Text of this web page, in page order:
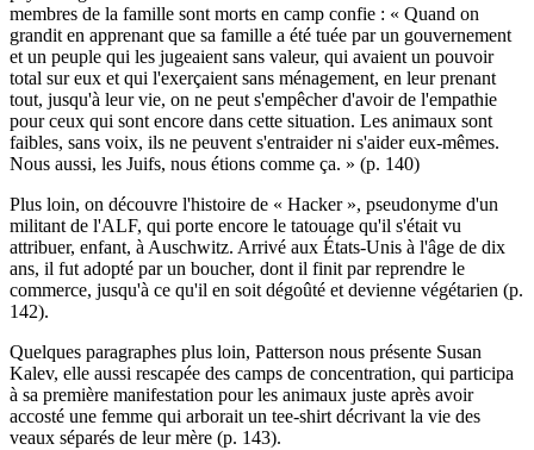
membres de la famille sont morts en camp confie : « Quand on
grandit en apprenant que sa famille a été tuée par un gouvernement
et un peuple qui les jugeaient sans valeur, qui avaient un pouvoir
total sur eux et qui l'exerçaient sans ménagement, en leur prenant
tout, jusqu'à leur vie, on ne peut s'empêcher d'avoir de l'empathie
pour ceux qui sont encore dans cette situation. Les animaux sont
faibles, sans voix, ils ne peuvent s'entraider ni s'aider eux-mêmes.
Nous aussi, les Juifs, nous étions comme ça. » (p. 140)
Plus loin, on découvre l'histoire de « Hacker », pseudonyme d'un
militant de l'ALF, qui porte encore le tatouage qu'il s'était vu
attribuer, enfant, à Auschwitz. Arrivé aux États-Unis à l'âge de dix
ans, il fut adopté par un boucher, dont il finit par reprendre le
commerce, jusqu'à ce qu'il en soit dégoûté et devienne végétarien (p.
142).
Quelques paragraphes plus loin, Patterson nous présente Susan
Kalev, elle aussi rescapée des camps de concentration, qui participa
à sa première manifestation pour les animaux juste après avoir
accosté une femme qui arborait un tee-shirt décrivant la vie des
veaux séparés de leur mère (p. 143).